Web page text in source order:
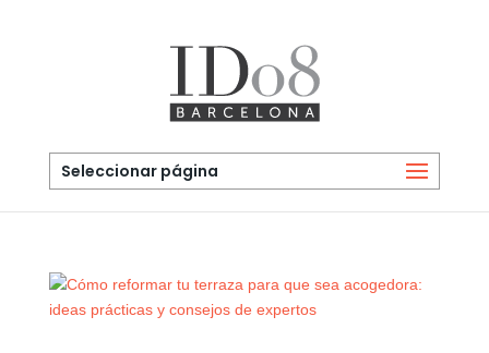
Seleccionar página